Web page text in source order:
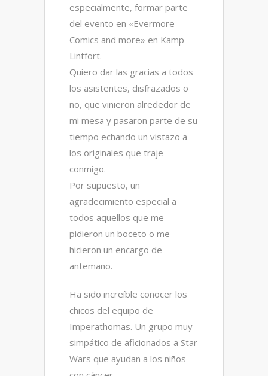
especialmente, formar parte
del evento en «Evermore
Comics and more» en Kamp-
Lintfort.
Quiero dar las gracias a todos
los asistentes, disfrazados o
no, que vinieron alrededor de
mi mesa y pasaron parte de su
tiempo echando un vistazo a
los originales que traje
conmigo.
Por supuesto, un
agradecimiento especial a
todos aquellos que me
pidieron un boceto o me
hicieron un encargo de
antemano.
Ha sido increíble conocer los
chicos del equipo de
Imperathomas. Un grupo muy
simpático de aficionados a Star
Wars que ayudan a los niños